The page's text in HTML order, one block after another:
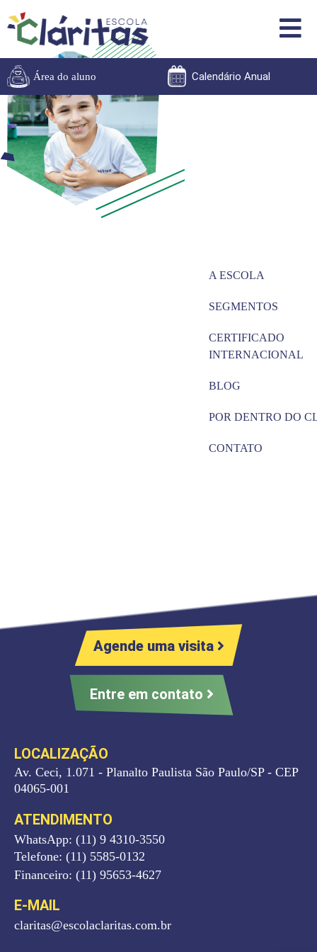
Área do aluno Calendário Anual
A ESCOLA
SEGMENTOS
CERTIFICADO
INTERNACIONAL
BLOG
POR DENTRO DO
CONTATO
Agende uma visita
Entre em contato
LOCALIZAÇÃO
Av. Ceci, 1.071 - Planalto Paulista São Paulo/SP - CEP
04065-001
ATENDIMENTO
WhatsApp: (11) 9 4310-3550
Telefone: (11) 5585-0132
Financeiro: (11) 95653-4627
E-MAIL
claritas@escolaclaritas.com.br